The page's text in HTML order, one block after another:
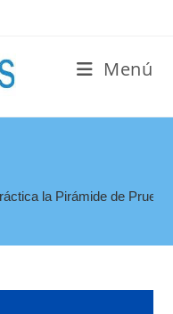
Menú
la Pirámide de